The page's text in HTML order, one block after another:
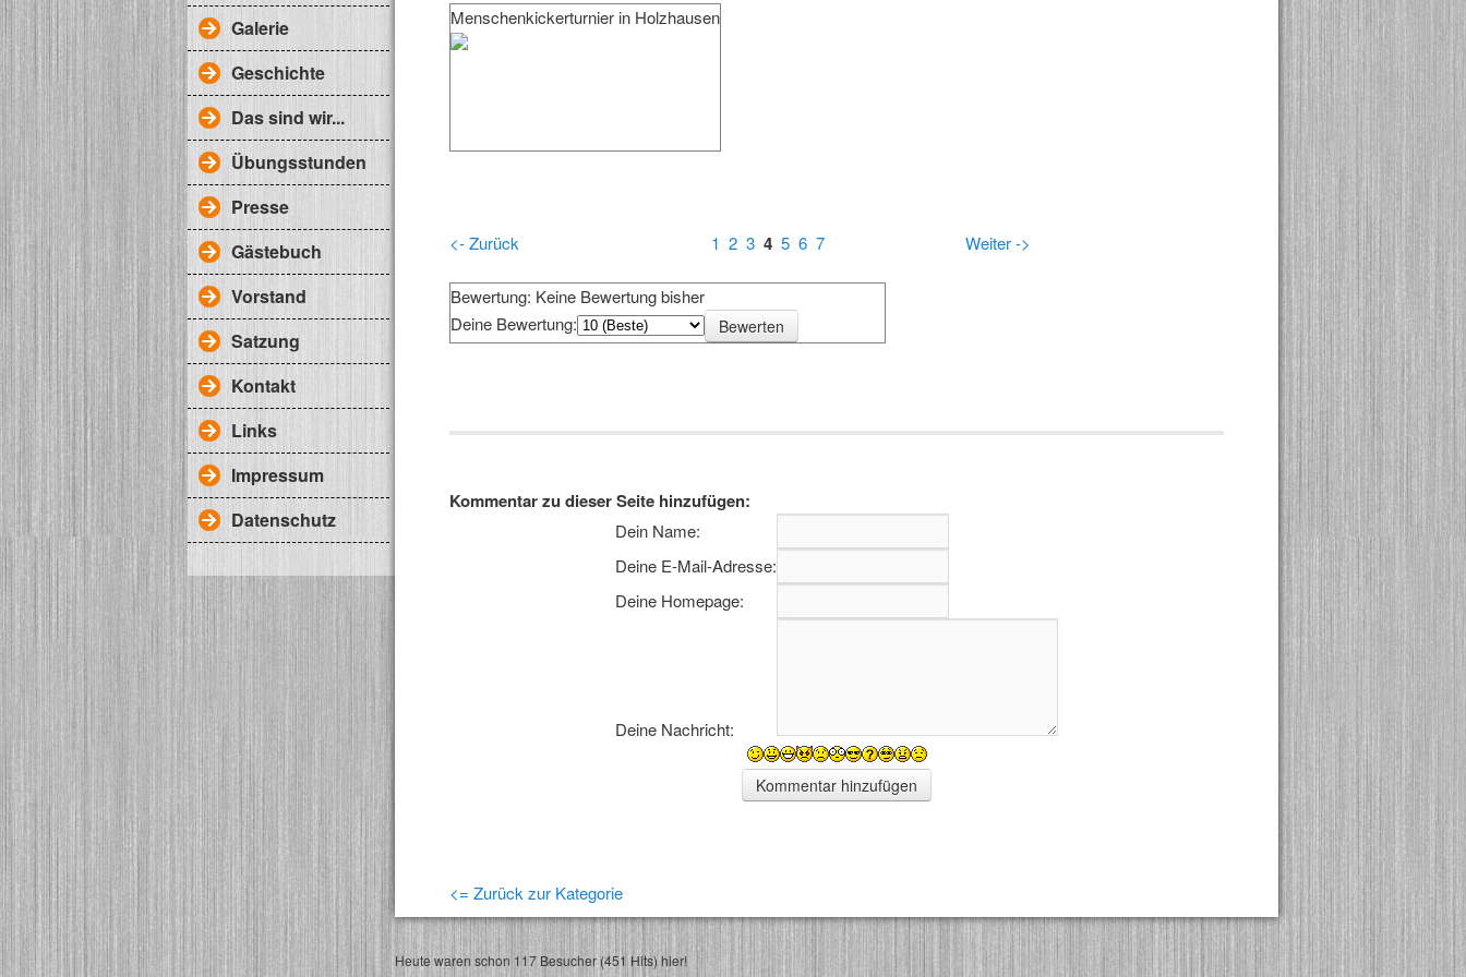
Galerie
Geschichte
Das sind wir...
Übungsstunden
Presse
Gästebuch
Vorstand
Satzung
Kontakt
Links
Impressum
Datenschutz
Menschenkickerturnier in Holzhausen
<- Zurück 1 2 3 4 5 6 7 Weiter ->
Bewertung: Keine Bewertung bisher
Deine Bewertung:
Kommentar zu dieser Seite hinzufügen:
Dein Name:
Deine E-Mail-Adresse:
Deine Homepage:
Deine Nachricht:
<= Zurück zur Kategorie
Heute waren schon 117 Besucher (451 Hits) hier!